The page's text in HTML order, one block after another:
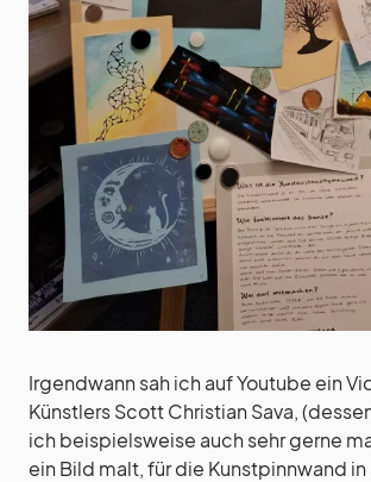
Irgendwann sah ich auf Youtube ein
Künstlers Scott Christian Sava,
ich beispielsweise auch sehr gerne
ein Bild malt, für die Kunstpinnwand